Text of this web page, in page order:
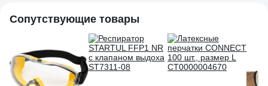
Сопутствующие товары